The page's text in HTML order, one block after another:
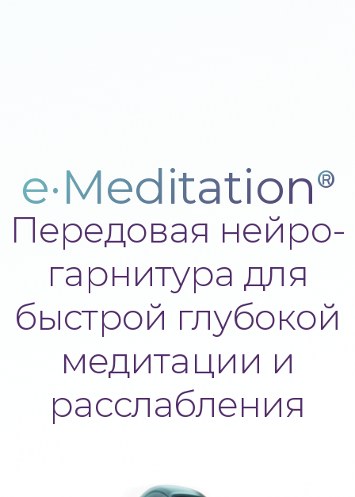
e·Meditation®
Передовая нейро-
гарнитура для
быстрой глубокой
медитации и
расслабления